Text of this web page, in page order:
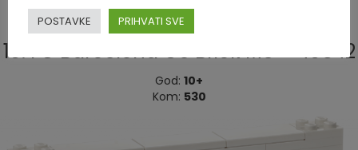
10. FC Barcelona Go Brick Me – 40542
God: 10+
Kom: 530
POSTAVKE PRIHVATI SVE